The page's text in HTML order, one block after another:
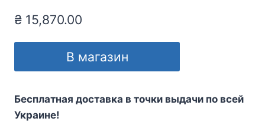
₴ 15,870.00
В магазин
Бесплатная доставка в точки выдачи по всей
Украине!